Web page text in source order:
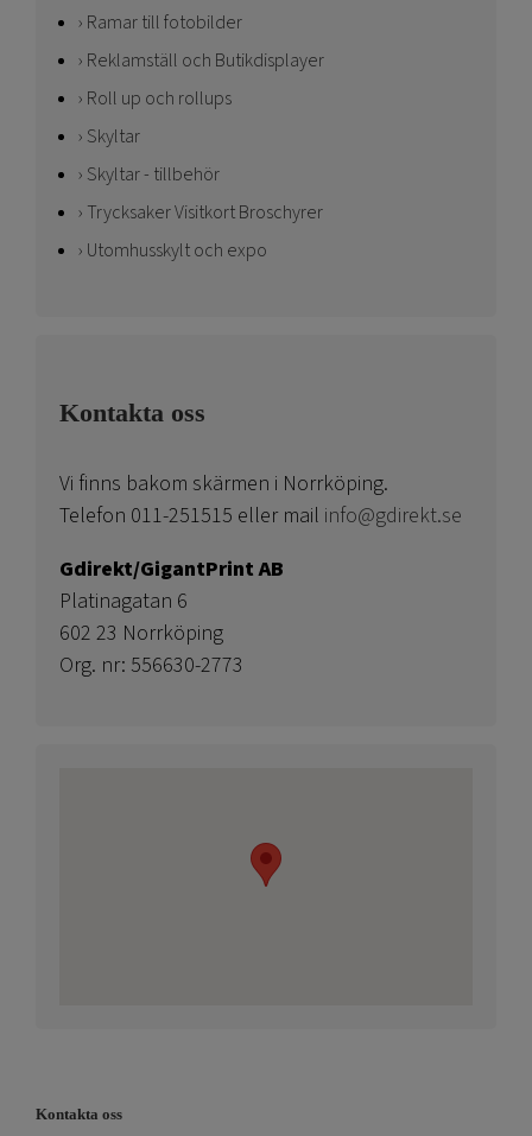
Ramar till fotobilder
Reklamställ och Butikdisplayer
Roll up och rollups
Skyltar
Skyltar - tillbehör
Trycksaker Visitkort Broschyrer
Utomhusskylt och expo
Kontakta oss
Vi finns bakom skärmen i Norrköping.
Telefon 011-251515 eller mail info@gdirekt.se
Gdirekt/GigantPrint AB
Platinagatan 6
602 23 Norrköping
Org. nr: 556630-2773
Kontakta oss